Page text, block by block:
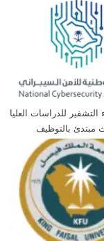
التشفير للدراسات العليا
مبتدئ بالتوظيف